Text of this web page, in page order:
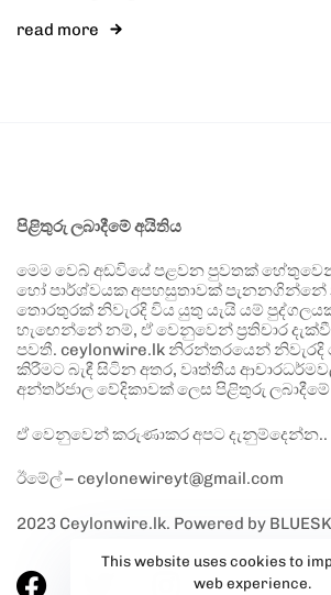
read more
පිළිතුරු ලබාදීමේ අයිතිය
මෙම වෙබ් අඩවියේ පළවන පුවතක්
හෝ පාර්ශ්වයක අපහසුතාවක්
තොරතුරක් නිවැරදි විය යුතු යැයි යම්
හැඟෙන්නේ නම්, ඒ වෙනුවෙන් ප්‍රතිචාර
පවතී. ceylonwire.lk නිරන්තරයෙන් නිවැරදි
කිරීමට බැඳී සිටින අතර, වෘත්තීය
අන්තර්ජාල වේදිකාවක් ලෙස පිළිතුරු
ඒ වෙනුවෙන් කරුණාකර අපට දැනුම්දෙන්න..
ඊමේල් – ceylonewireyt@gmail.com
2023 Ceylonwire.lk. Powered by
This website uses cookies to
web experience.